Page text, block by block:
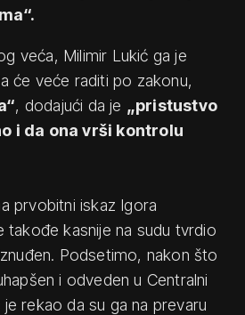
veća, Milimir Lukić ga je
će veće raditi po zakonu,
, dodajući da je „pristustvo
i da ona vrši kontrolu
prvobitni iskaz Igora
takođe kasnije na sudu tvrdio
Podsetimo, nakon što
i odveden u Centralni
rekao da su ga na prevaru